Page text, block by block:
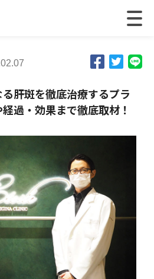
る肝斑を徹底治療するプラ
過・効果まで徹底取材！